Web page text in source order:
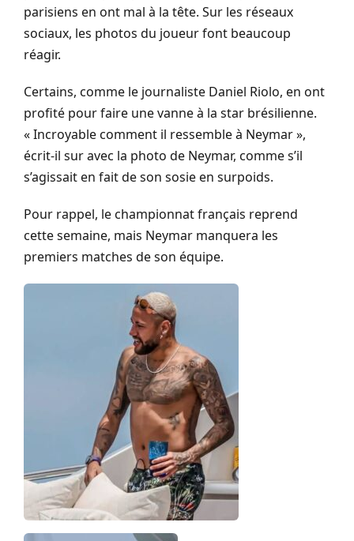
parisiens en ont mal à la tête. Sur les réseaux
sociaux, les photos du joueur font beaucoup
réagir.
Certains, comme le journaliste Daniel Riolo, en ont
profité pour faire une vanne à la star brésilienne.
« Incroyable comment il ressemble à Neymar »,
écrit-il sur avec la photo de Neymar, comme s’il
s’agissait en fait de son sosie en surpoids.
Pour rappel, le championnat français reprend
cette semaine, mais Neymar manquera les
premiers matches de son équipe.